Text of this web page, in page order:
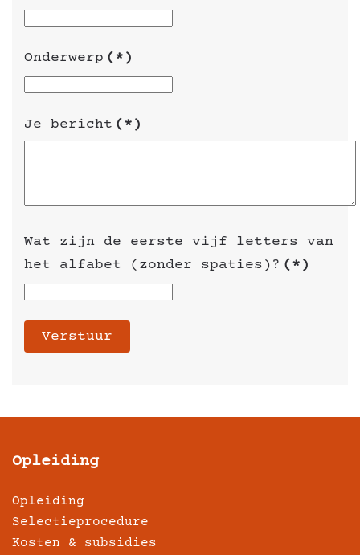
Onderwerp (*)
Je bericht (*)
Wat zijn de eerste vijf letters van
het alfabet (zonder spaties)? (*)
Verstuur
Opleiding
Opleiding
Selectieprocedure
Kosten & subsidies